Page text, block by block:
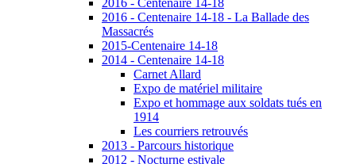
2016 - Centenaire 14-18
2016 - Centenaire 14-18 - La Ballade des
Massacrés
2015-Centenaire 14-18
2014 - Centenaire 14-18
Carnet Allard
Expo de matériel militaire
Expo et hommage aux soldats tués en
1914
Les courriers retrouvés
2013 - Parcours historique
2012 - Nocturne estivale